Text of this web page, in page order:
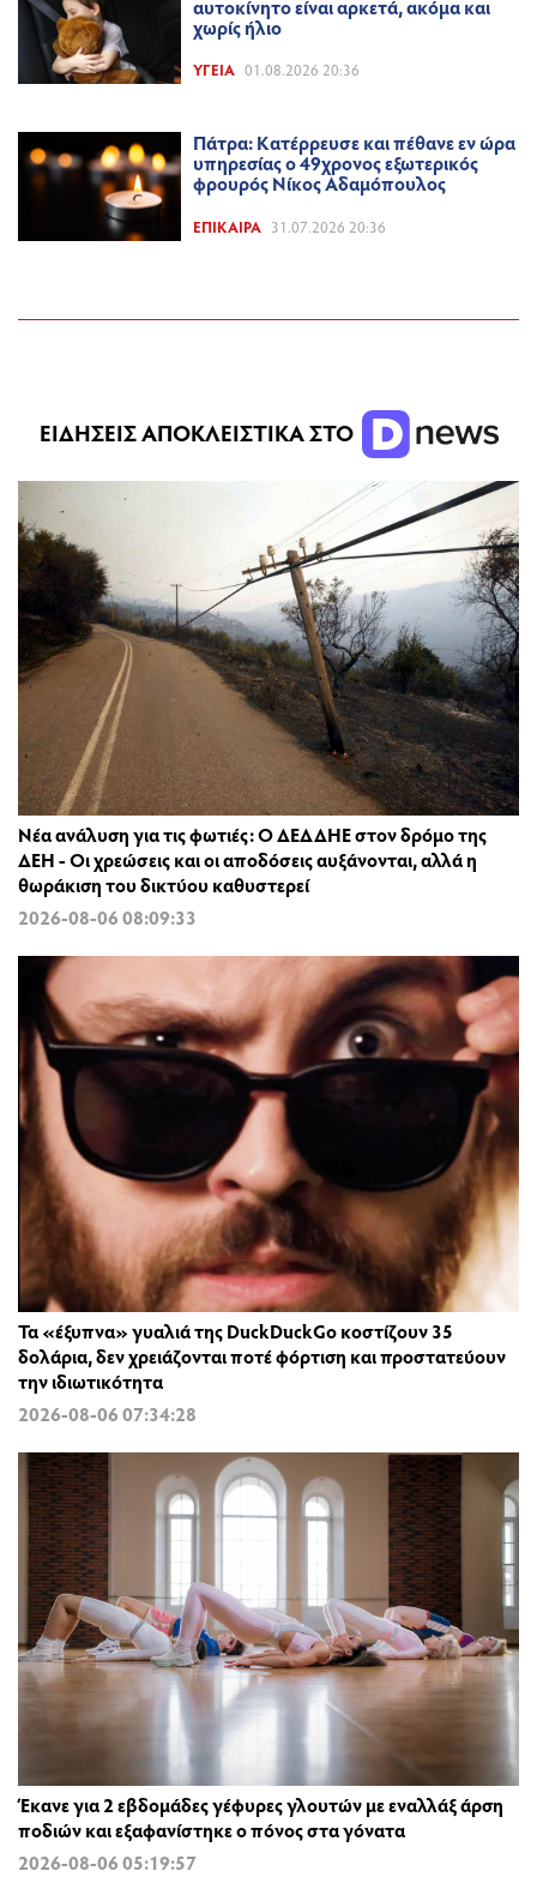
αυτοκίνητο είναι αρκετά, ακόμα και
χωρίς ήλιο
ΥΓΕΊΑ 01.08.2026 20:36
Πάτρα: Κατέρρευσε και πέθανε εν ώρα
υπηρεσίας ο 49χρονος εξωτερικός
φρουρός Νίκος Αδαμόπουλος
ΕΠΊΚΑΙΡΑ 31.07.2026 20:36
ΕΙΔΗΣΕΙΣ ΑΠΟΚΛΕΙΣΤΙΚΑ ΣΤΟ
Νέα ανάλυση για τις φωτιές: Ο ΔΕΔΔΗΕ στον δρόμο της
ΔΕΗ - Οι χρεώσεις και οι αποδόσεις αυξάνονται, αλλά η
θωράκιση του δικτύου καθυστερεί
2026-08-06 08:09:33
Τα «έξυπνα» γυαλιά της DuckDuckGo κοστίζουν 35
δολάρια, δεν χρειάζονται ποτέ φόρτιση και προστατεύουν
την ιδιωτικότητα
2026-08-06 07:34:28
Έκανε για 2 εβδομάδες γέφυρες γλουτών με εναλλάξ άρση
ποδιών και εξαφανίστηκε ο πόνος στα γόνατα
2026-08-06 05:19:57